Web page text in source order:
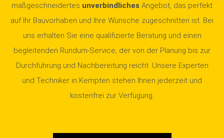
maßgeschneidertes unverbindliches Angebot, das perfekt
auf Ihr Bauvorhaben und Ihre Wünsche zugeschnitten ist. Bei
uns erhalten Sie eine qualifizierte Beratung und einen
begleitenden Rundum-Service, der von der Planung bis zur
Durchführung und Nachbereitung reicht. Unsere Experten
und Techniker in Kempten stehen Ihnen jederzeit und
kostenfrei zur Verfügung.